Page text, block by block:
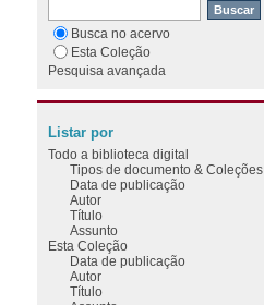
Busca no acervo
Esta Coleção
Pesquisa avançada
Listar por
Todo a biblioteca digital
Tipos de documento & Coleções
Data de publicação
Autor
Título
Assunto
Esta Coleção
Data de publicação
Autor
Título